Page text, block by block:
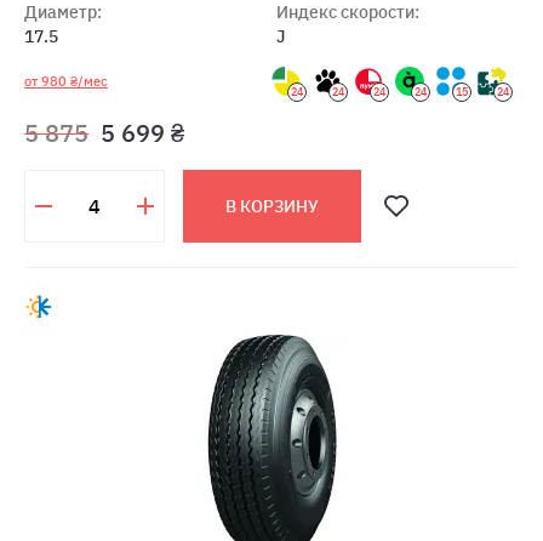
Диаметр:
17.5
Индекс скорости:
J
от 980 ₴/мес
24 24 24 24 15 24
5 875 5 699 ₴
В КОРЗИНУ